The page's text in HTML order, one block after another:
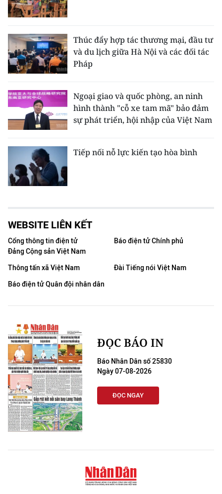
Thúc đẩy hợp tác thương mại, đầu tư
và du lịch giữa Hà Nội và các đối tác
Pháp
Ngoại giao và quốc phòng, an ninh
hình thành "cỗ xe tam mã" bảo đảm
sự phát triển, hội nhập của Việt Nam
Tiếp nối nỗ lực kiến tạo hòa bình
WEBSITE LIÊN KẾT
Cổng thông tin điện tử
Đảng Cộng sản Việt Nam
Báo điện tử Chính phủ
Thông tấn xã Việt Nam
Đài Tiếng nói Việt Nam
Báo điện tử Quân đội nhân dân
ĐỌC BÁO IN
Báo Nhân Dân số 25830
Ngày 07-08-2026
ĐỌC NGAY